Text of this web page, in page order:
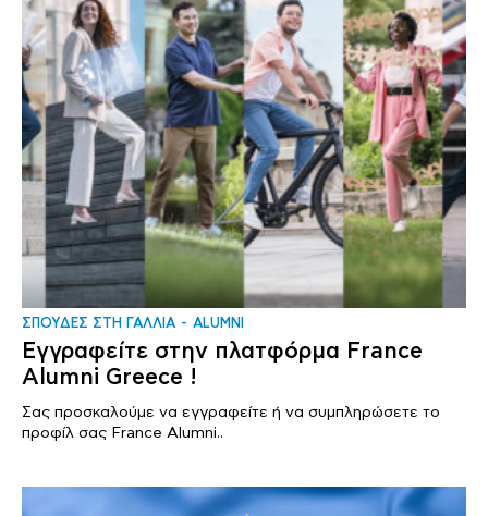
ΣΠΟΥΔΕΣ ΣΤΗ ΓΑΛΛΙΑ ALUMNI
Εγγραφείτε στην πλατφόρμα France
Alumni Greece !
Σας προσκαλούμε να εγγραφείτε ή να συμπληρώσετε το
προφίλ σας France Alumni..